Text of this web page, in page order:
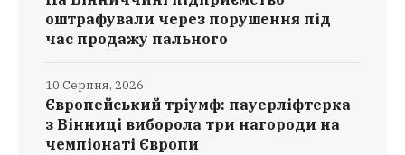
оштрафували через порушення під
час продажу пального
Європейський тріумф: пауерліфтерка
з Вінниці виборола три нагороди на
чемпіонаті Європи
10 Серпня, 2026